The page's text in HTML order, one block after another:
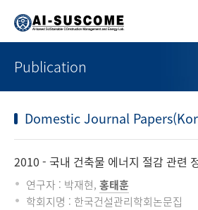
Publication
Domestic Journal
2010 - 국내 건축물 에너지 절감 관련
연구자 : 박재현, 홍태훈
학회지명 : 한국건설관리학회논문집